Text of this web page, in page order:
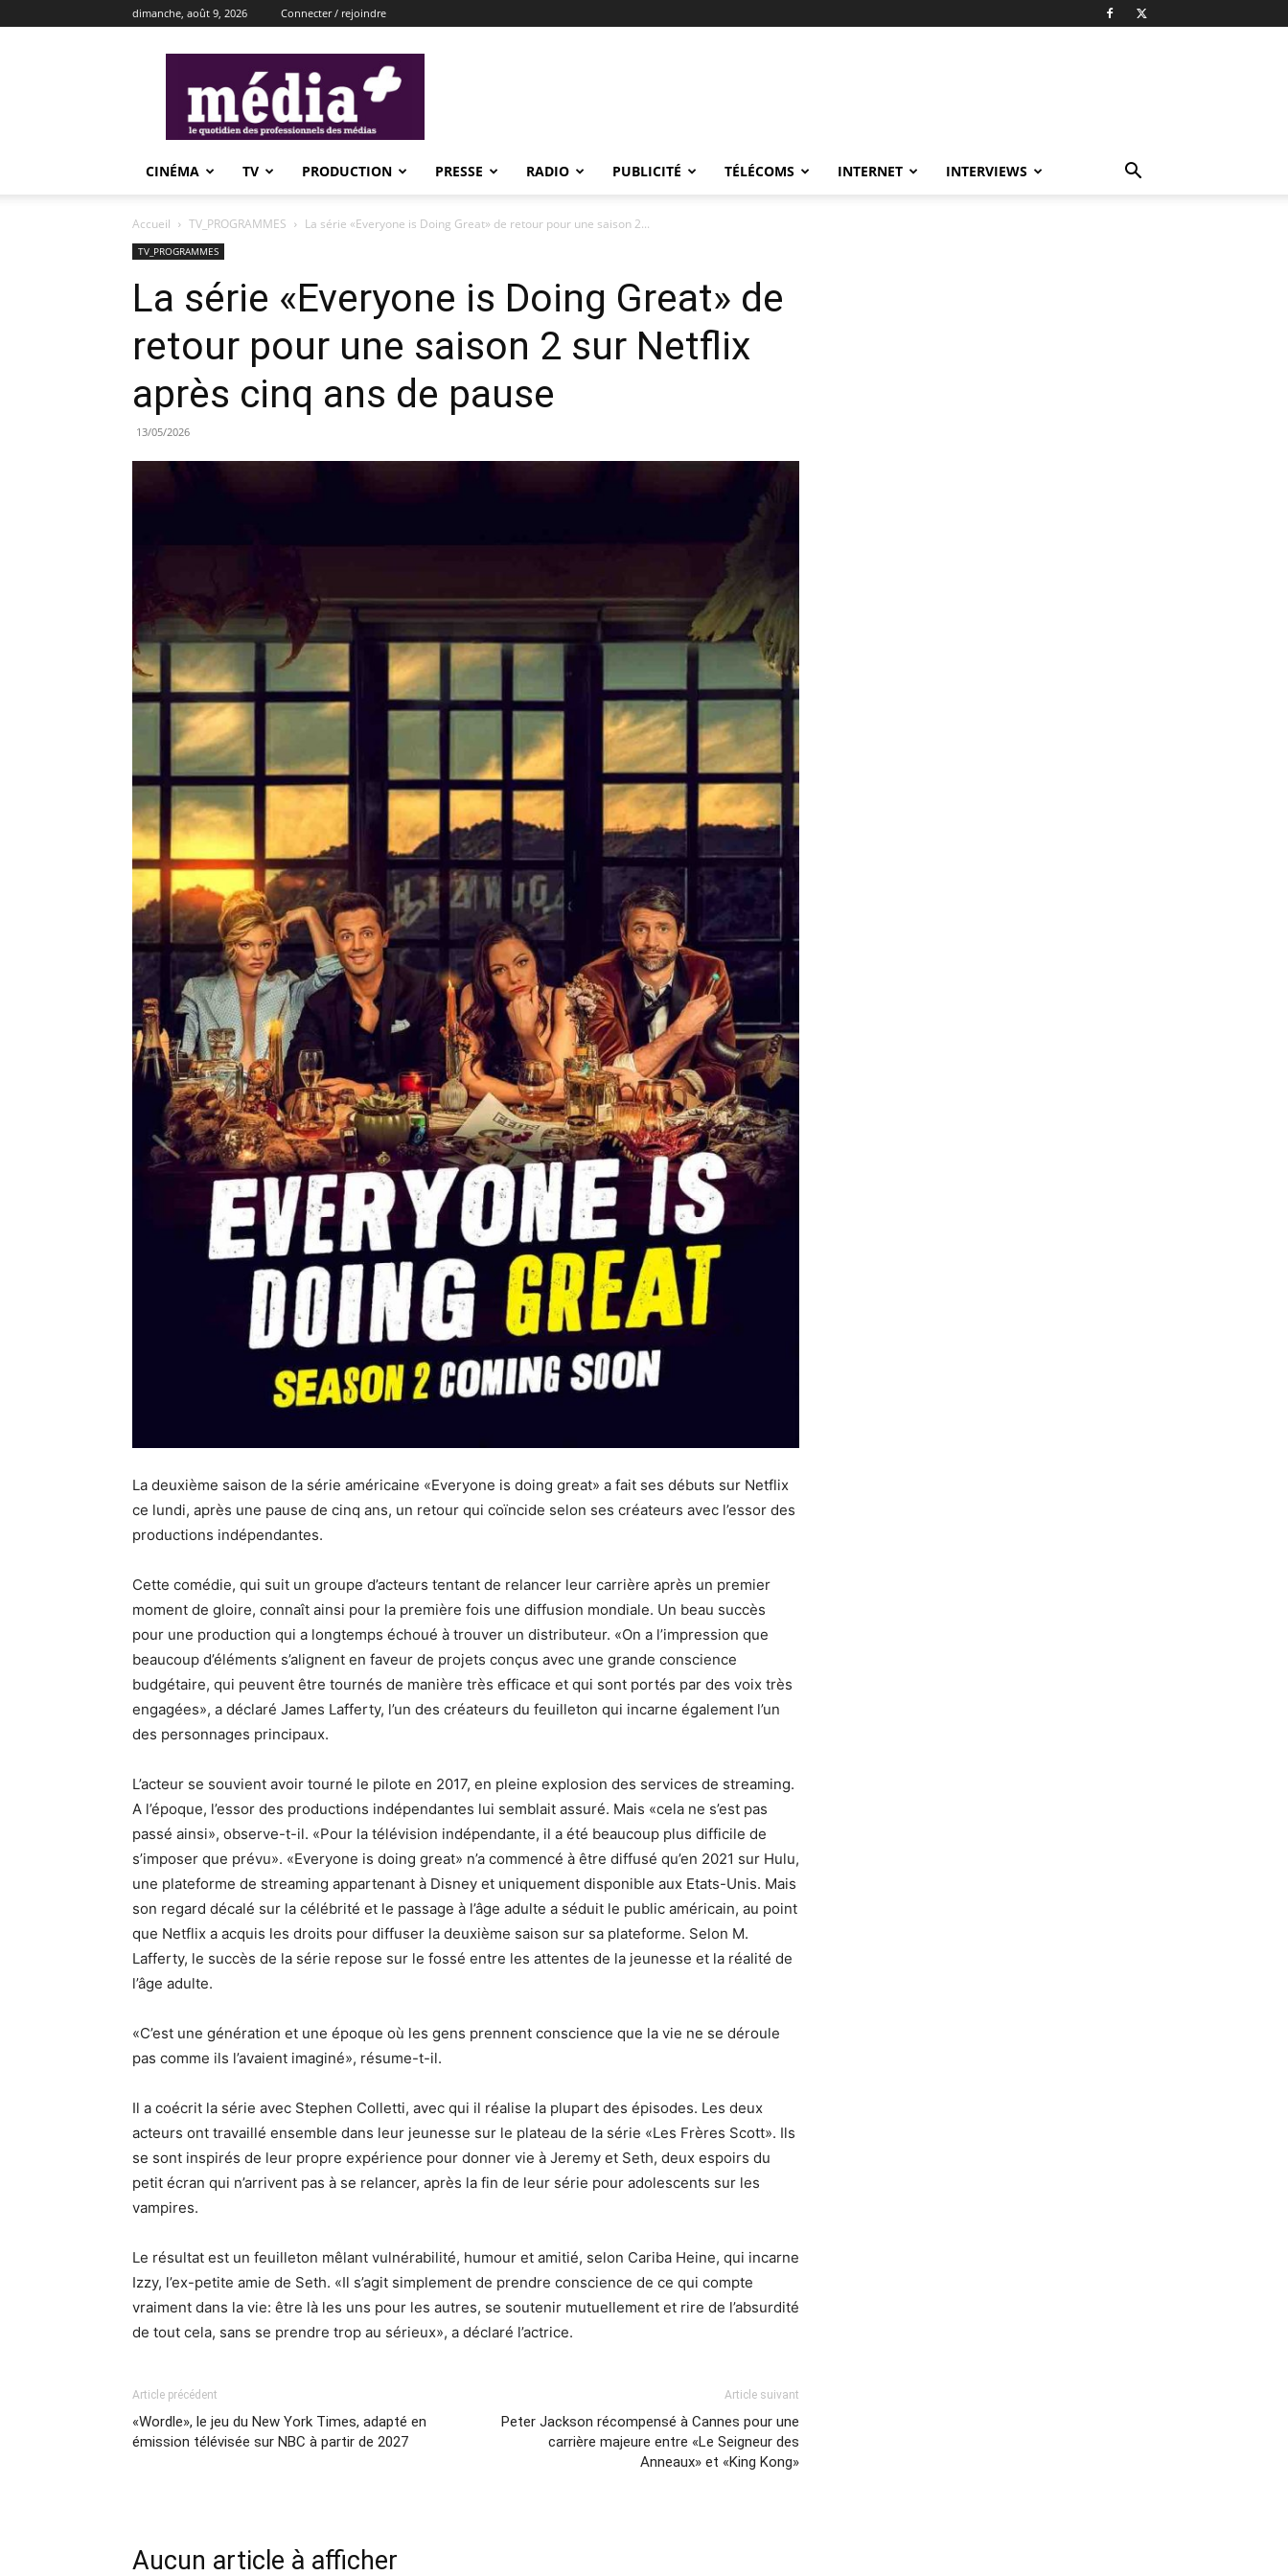
dimanche, août 9, 2026 Connecter / rejoindre
CINÉMA TV PRODUCTION PRESSE RADIO PUBLICITÉ TÉLÉCOMS INTERNET INTERVIEWS
Accueil TV_PROGRAMMES La série «Everyone is Doing Great» de retour pour une saison 2...
TV_PROGRAMMES
La série «Everyone is Doing Great» de
retour pour une saison 2 sur Netflix
après cinq ans de pause
13/05/2026
La deuxième saison de la série américaine «Everyone is doing great» a fait ses débuts sur Netflix
ce lundi, après une pause de cinq ans, un retour qui coïncide selon ses créateurs avec l’essor des
productions indépendantes.
Cette comédie, qui suit un groupe d’acteurs tentant de relancer leur carrière après un premier
moment de gloire, connaît ainsi pour la première fois une diffusion mondiale. Un beau succès
pour une production qui a longtemps échoué à trouver un distributeur. «On a l’impression que
beaucoup d’éléments s’alignent en faveur de projets conçus avec une grande conscience
budgétaire, qui peuvent être tournés de manière très efficace et qui sont portés par des voix très
engagées», a déclaré James Lafferty, l’un des créateurs du feuilleton qui incarne également l’un
des personnages principaux.
L’acteur se souvient avoir tourné le pilote en 2017, en pleine explosion des services de streaming.
A l’époque, l’essor des productions indépendantes lui semblait assuré. Mais «cela ne s’est pas
passé ainsi», observe-t-il. «Pour la télévision indépendante, il a été beaucoup plus difficile de
s’imposer que prévu». «Everyone is doing great» n’a commencé à être diffusé qu’en 2021 sur Hulu,
une plateforme de streaming appartenant à Disney et uniquement disponible aux Etats-Unis. Mais
son regard décalé sur la célébrité et le passage à l’âge adulte a séduit le public américain, au point
que Netflix a acquis les droits pour diffuser la deuxième saison sur sa plateforme. Selon M.
Lafferty, le succès de la série repose sur le fossé entre les attentes de la jeunesse et la réalité de
l’âge adulte.
«C’est une génération et une époque où les gens prennent conscience que la vie ne se déroule
pas comme ils l’avaient imaginé», résume-t-il.
Il a coécrit la série avec Stephen Colletti, avec qui il réalise la plupart des épisodes. Les deux
acteurs ont travaillé ensemble dans leur jeunesse sur le plateau de la série «Les Frères Scott». Ils
se sont inspirés de leur propre expérience pour donner vie à Jeremy et Seth, deux espoirs du
petit écran qui n’arrivent pas à se relancer, après la fin de leur série pour adolescents sur les
vampires.
Le résultat est un feuilleton mêlant vulnérabilité, humour et amitié, selon Cariba Heine, qui incarne
Izzy, l’ex-petite amie de Seth. «Il s’agit simplement de prendre conscience de ce qui compte
vraiment dans la vie: être là les uns pour les autres, se soutenir mutuellement et rire de l’absurdité
de tout cela, sans se prendre trop au sérieux», a déclaré l’actrice.
Article précédent
«Wordle», le jeu du New York Times, adapté en
émission télévisée sur NBC à partir de 2027
Article suivant
Peter Jackson récompensé à Cannes pour une
carrière majeure entre «Le Seigneur des
Anneaux» et «King Kong»
Aucun article à afficher